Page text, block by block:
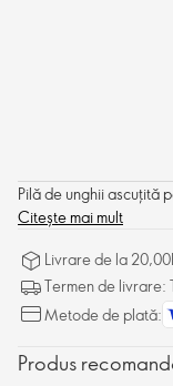
Pilă de unghii ascuțită
Citește mai mult
Livrare de la
Termen de livrare:
Metode de plată:
Produs